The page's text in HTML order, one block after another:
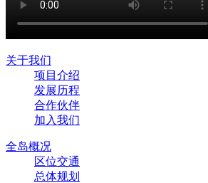
关于我们
项目介绍
发展历程
合作伙伴
加入我们
全岛概况
区位交通
总体规划